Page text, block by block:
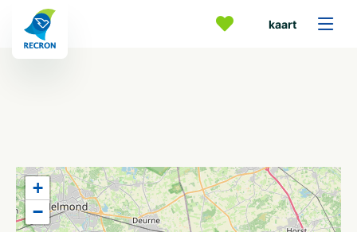
kaart
+
−